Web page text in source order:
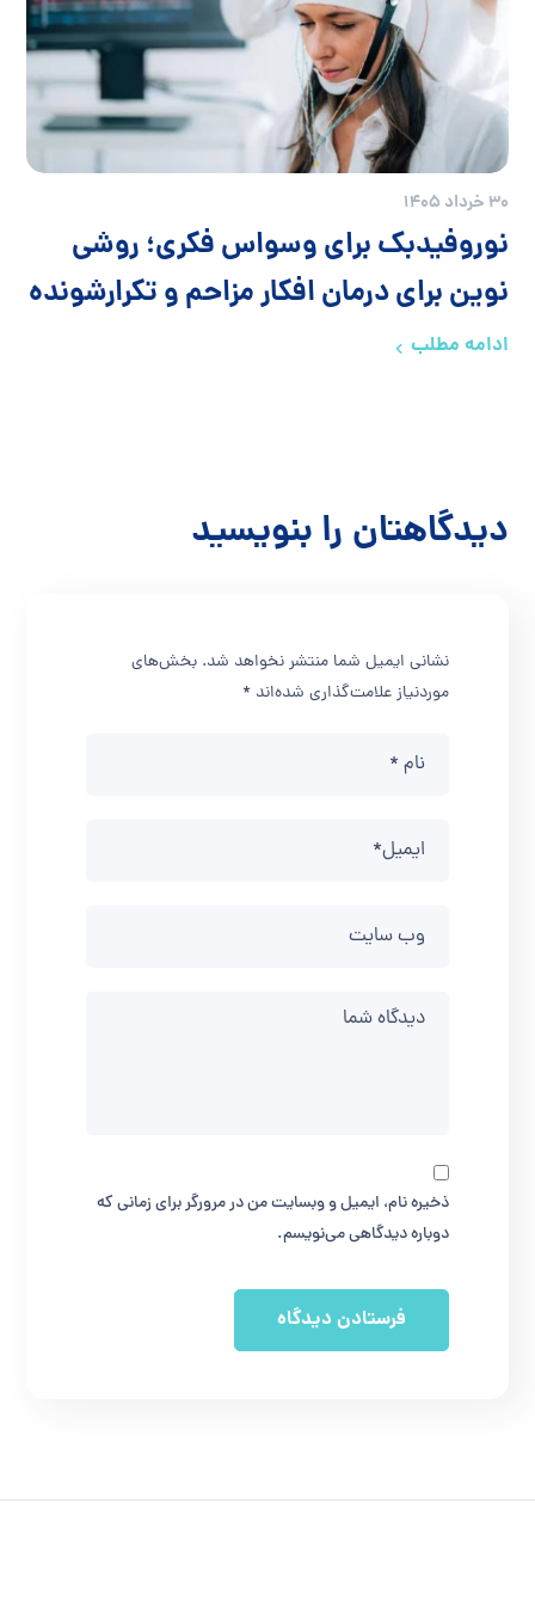
30 خرداد 1405
نوروفیدبک برای وسواس فکری؛ روشی
نوین برای درمان افکار مزاحم و تکرارشونده
ادامه مطلب
دیدگاهتان را بنویسید
نشانی ایمیل شما منتشر نخواهد شد. بخش‌های
موردنیاز علامت‌گذاری شده‌اند*
ذخیره نام، ایمیل و وبسایت من در مرورگر برای زمانی که
دوباره دیدگاهی می‌نویسم.